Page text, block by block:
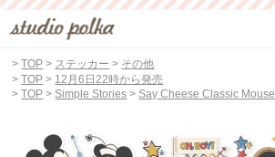
>TOP > ステッカー > その他
>TOP > 12月6日22時から発売
>TOP > Simple Stories > Say Cheese Classic Mouse